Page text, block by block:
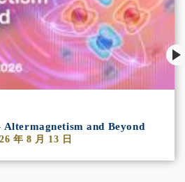
and Beyond
年 8 月 13 日